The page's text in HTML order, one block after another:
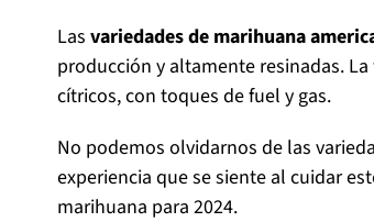
Las variedades de marihuana
producción y altamente resinadas.
cítricos, con toques de fuel y gas.
No podemos olvidarnos de las
experiencia que se siente al cuidar
marihuana para 2024.